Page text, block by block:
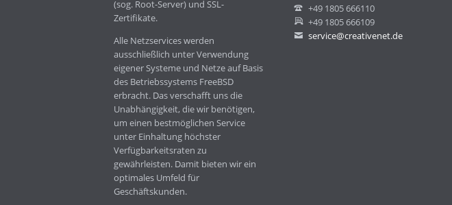
(sog. Root-Server) und SSL-
Zertifikate.
Alle Netzservices werden
ausschließlich unter Verwendung
eigener Systeme und Netze auf Basis
des Betriebssystems FreeBSD
erbracht. Das verschafft uns die
Unabhängigkeit, die wir benötigen,
um einen bestmöglichen Service
unter Einhaltung höchster
Verfügbarkeitsraten zu
gewährleisten. Damit bieten wir ein
optimales Umfeld für
Geschäftskunden.
+49 1805 666110
+49 1805 666109
service@creativenet.de